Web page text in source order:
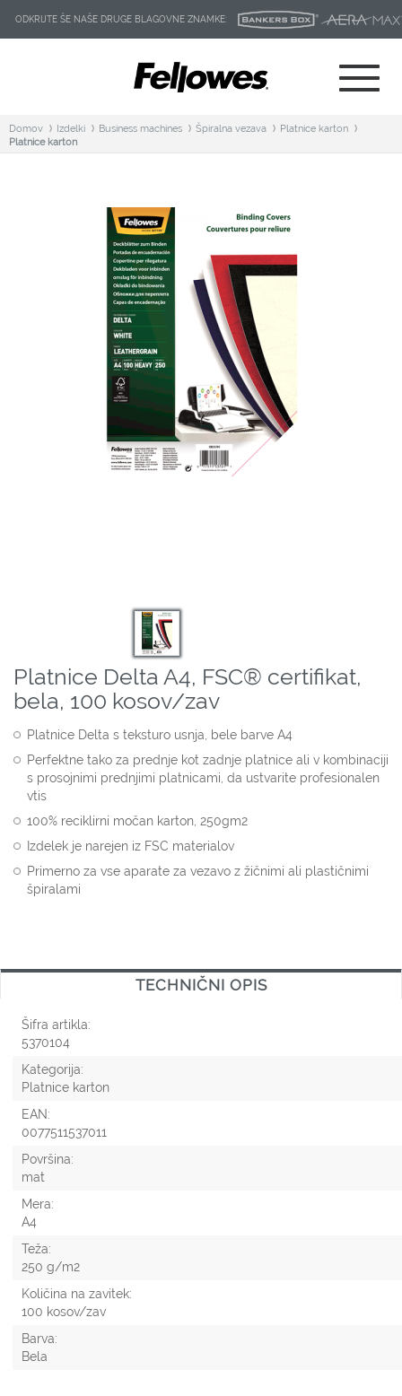
ODKRIJTE ŠE NAŠE DRUGE BLAGOVNE ZNAMKE:
Domov Izdelki Business machines Špiralna vezava
Platnice karton
Platnice karton
Platnice Delta A4, FSC® certifikat,
bela, 100 kosov/zav
Platnice Delta s teksturo usnja, bele barve A4
Perfektne tako za prednje kot zadnje platnice ali v kombinaciji
s prosojnimi prednjimi platnicami, da ustvarite profesionalen
vtis
100% reciklirni močan karton, 250gm2
Izdelek je narejen iz FSC materialov
Primerno za vse aparate za vezavo z žičnimi ali plastičnimi
špiralami
TECHNIČNI OPIS
Šifra artikla:
5370104
Kategorija:
Platnice karton
EAN:
0077511537011
Površina:
mat
Mera:
A4
Teža:
250 g/m2
Količina na zavitek:
100 kosov/zav
Barva:
Bela